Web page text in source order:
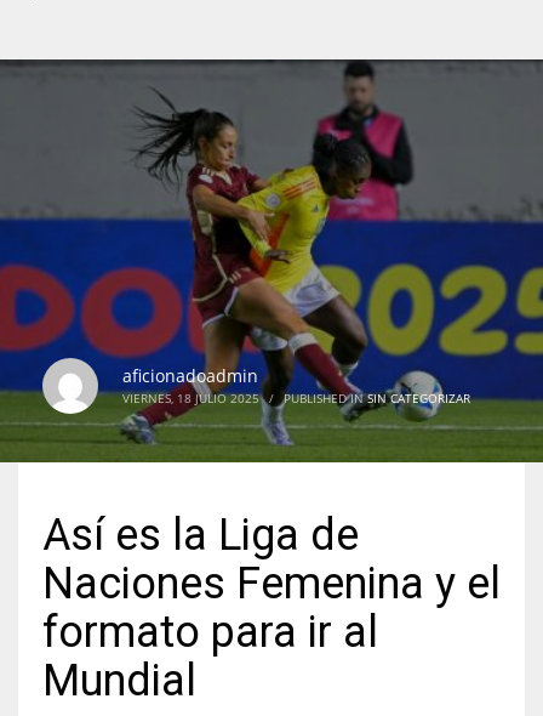
NYJ
aficionadoadmin
VIERNES, 18 JULIO 2025 / PUBLISHED INSIN CATEGORIZAR
Así es la Liga de
Naciones Femenina y el
formato para ir al
Mundial